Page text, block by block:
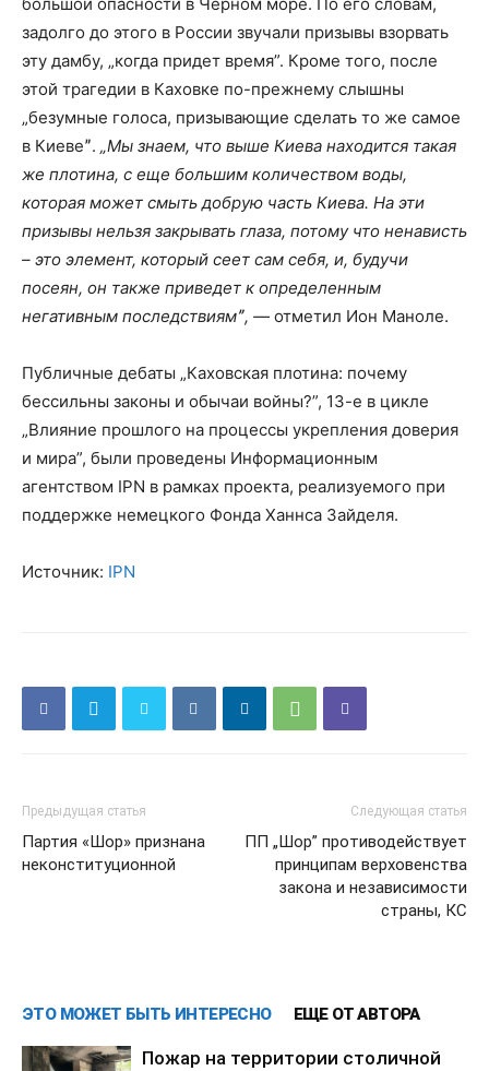
задолго до этого в России звучали призывы взорвать
эту дамбу, „когда придет время”. Кроме того, после
этой трагедии в Каховке по-прежнему слышны
„безумные голоса, призывающие сделать то же самое
в Киевеˮ. „Мы знаем, что выше Киева находится такая
же плотина, с еще большим количеством воды,
которая может смыть добрую часть Киева. На эти
призывы нельзя закрывать глаза, потому что ненависть
– это элемент, который сеет сам себя, и, будучи
посеян, он также приведет к определенным
негативным последствиямˮ, — отметил Ион Маноле.
Публичные дебаты „Каховская плотина: почему
бессильны законы и обычаи войны?”, 13-е в цикле
„Влияние прошлого на процессы укрепления доверия
и мира”, были проведены Информационным
агентством IPN в рамках проекта, реализуемого при
поддержке немецкого Фонда Ханнса Зайделя.
Источник: IPN
Предыдущая статья
Партия «Шор» признана
неконституционной
Следующая статья
ПП „Шор” противодействует
принципам верховенства
закона и независимости
страны, КС
ЭТО МОЖЕТ БЫТЬ ИНТЕРЕСНО ЕЩЕ ОТ АВТОРА
Пожар на территории столичной